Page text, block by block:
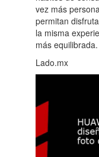
vez más
permitan
la misma
más equilibrada.
Lado.mx